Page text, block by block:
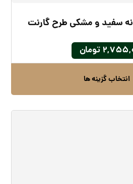
سفید و مشکی طرح گارنت
تومان
انتخاب گزینه ها